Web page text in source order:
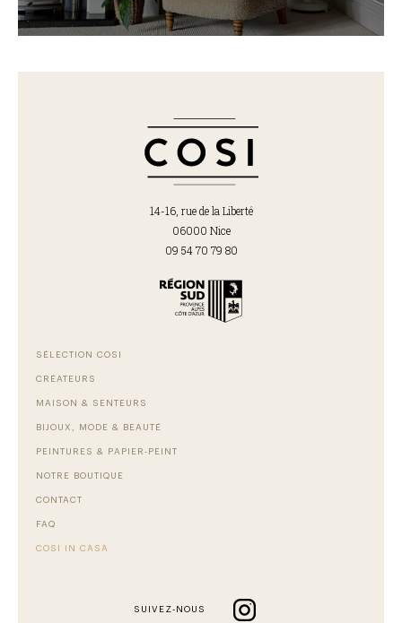
14-16, rue de la Liberté
06000 Nice
09 54 70 79 80
SÉLECTION COSI
CRÉATEURS
MAISON & SENTEURS
BIJOUX, MODE & BEAUTÉ
PEINTURES & PAPIER-PEINT
NOTRE BOUTIQUE
CONTACT
FAQ
COSI IN CASA
SUIVEZ-NOUS